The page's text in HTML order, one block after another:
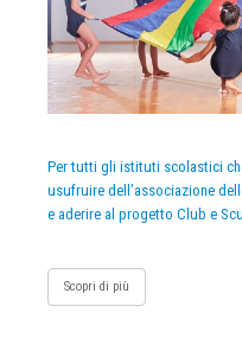
Per tutti gli istituti scolastici
usufruire dell’associazione
e aderire al progetto Club e
Scopri di più